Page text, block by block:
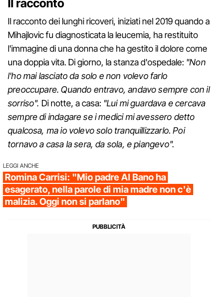
Il racconto
Il racconto dei lunghi ricoveri, iniziati nel 2019 quando a
Mihajlovic fu diagnosticata la leucemia, ha restituito
l'immagine di una donna che ha gestito il dolore come
una doppia vita. Di giorno, la stanza d'ospedale: "Non
l'ho mai lasciato da solo e non volevo farlo
preoccupare. Quando entravo, andavo sempre con il
sorriso". Di notte, a casa: "Lui mi guardava e cercava
sempre di indagare se i medici mi avessero detto
qualcosa, ma io volevo solo tranquillizzarlo. Poi
tornavo a casa la sera, da sola, e piangevo".
LEGGI ANCHE
Romina Carrisi: "Mio padre Al Bano ha
esagerato, nella parole di mia madre non c'è
malizia. Oggi non si parlano"